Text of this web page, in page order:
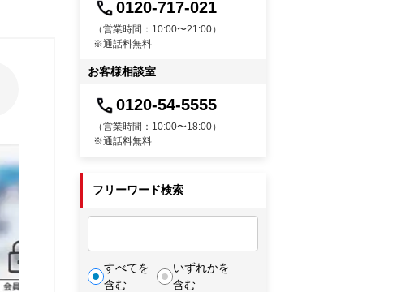
0120-717-021
（営業時間：10:00〜21:00）
※通話料無料
お客様相談室
0120-54-5555
（営業時間：10:00〜18:00）
※通話料無料
フリーワード検索
すべてを
含む
いずれかを
含む